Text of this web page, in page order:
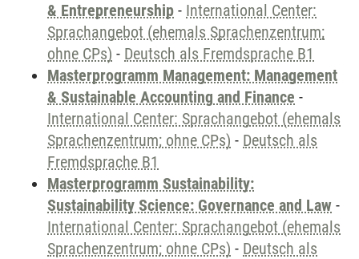
& Entrepreneurship - International Center:
Sprachangebot (ehemals Sprachenzentrum;
ohne CPs) - Deutsch als Fremdsprache B1
Masterprogramm Management: Management
& Sustainable Accounting and Finance -
International Center: Sprachangebot (ehemals
Sprachenzentrum; ohne CPs) - Deutsch als
Fremdsprache B1
Masterprogramm Sustainability:
Sustainability Science: Governance and Law -
International Center: Sprachangebot (ehemals
Sprachenzentrum; ohne CPs) - Deutsch als